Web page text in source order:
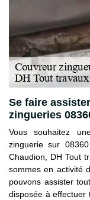
Se faire
zingueries
Vous souhaitez
zinguerie sur
Chaudion, DH Tout
sommes en activité
pouvons assister
disposée à effectuer